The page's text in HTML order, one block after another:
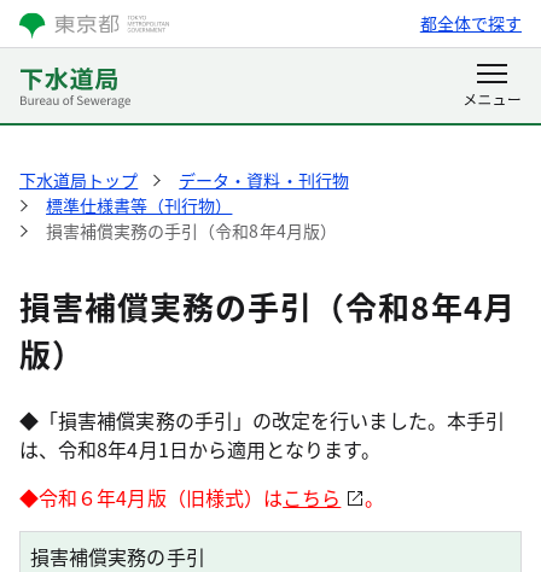
都全体で探す
下水道局トップ
データ・資料・刊行物
標準仕様書等（刊行物）
損害補償実務の手引（令和8年4月版）
損害補償実務の手引（令和8年4月
版）
◆「損害補償実務の手引」の改定を行いました。本手引
は、令和8年4月1日から適用となります。
◆令和６年4月版（旧様式）はこちら 。
損害補償実務の手引